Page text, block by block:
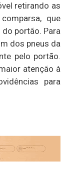
retirando as
que
portão. Para
dos pneus da
pelo portão.
atenção à
para